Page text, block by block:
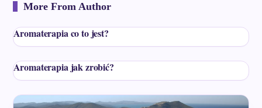
More From Author
Aromaterapia co to jest?
Aromaterapia jak zrobić?